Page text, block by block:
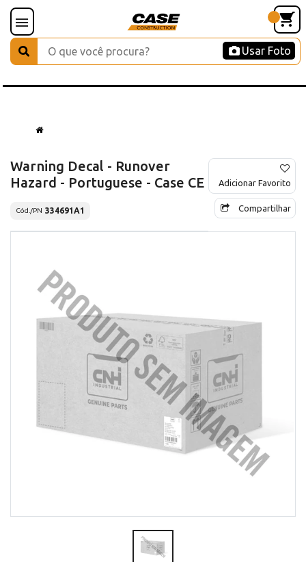
Usar Foto
Warning Decal - Runover
Hazard - Portuguese - Case CE
Cód./PN 334691A1
Adicionar Favorito
Compartilhar